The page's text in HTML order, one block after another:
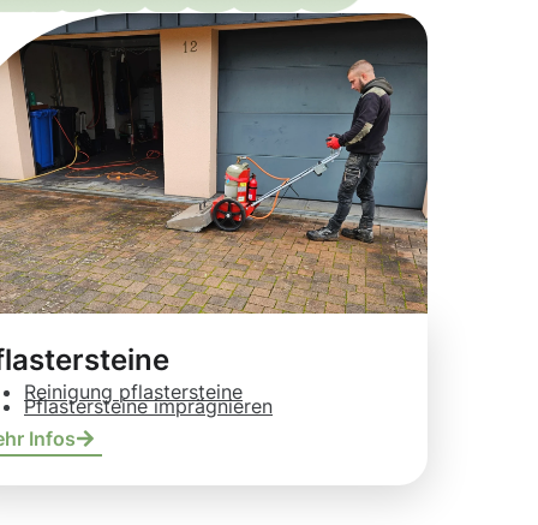
Reinigung pflastersteine
Pflastersteine imprägnieren
Infos